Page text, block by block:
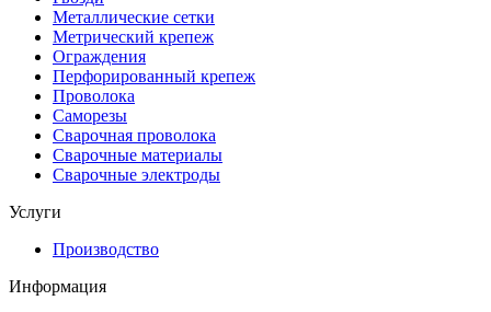
Металлические сетки
Метрический крепеж
Ограждения
Перфорированный крепеж
Проволока
Саморезы
Сварочная проволока
Сварочные материалы
Сварочные электроды
Услуги
Производство
Информация